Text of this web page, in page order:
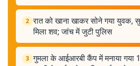
2 रात को खाना खाकर सोने गया
मिला शव; जांच में जुटी पुलिस
3 गुमला के आईआरबी कैंप में मनाया गया